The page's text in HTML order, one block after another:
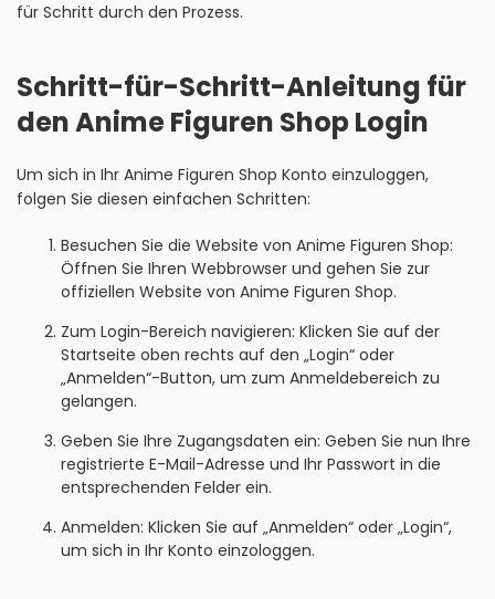
für Schritt durch den Prozess.
Schritt-für-Schritt-Anleitung für
den Anime Figuren Shop Login
Um sich in Ihr Anime Figuren Shop Konto einzuloggen,
folgen Sie diesen einfachen Schritten:
Besuchen Sie die Website von Anime Figuren Shop:
Öffnen Sie Ihren Webbrowser und gehen Sie zur
offiziellen Website von Anime Figuren Shop.
Zum Login-Bereich navigieren: Klicken Sie auf der
Startseite oben rechts auf den „Login“ oder
„Anmelden“-Button, um zum Anmeldebereich zu
gelangen.
Geben Sie Ihre Zugangsdaten ein: Geben Sie nun Ihre
registrierte E-Mail-Adresse und Ihr Passwort in die
entsprechenden Felder ein.
Anmelden: Klicken Sie auf „Anmelden“ oder „Login“,
um sich in Ihr Konto einzologgen.